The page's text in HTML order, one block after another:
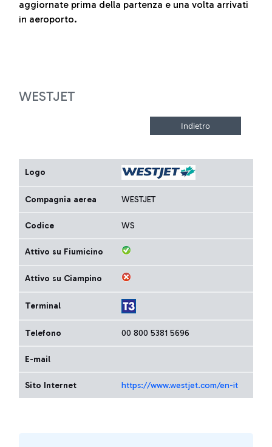
aggiornate prima della partenza e una volta arrivati
in aeroporto.
WESTJET
Logo
Compagnia aerea WESTJET
Codice WS
Attivo su Fiumicino
Attivo su Ciampino
Terminal
Telefono 00 800 5381 5696
E-mail
Sito Internet https://www.westjet.com/en-it